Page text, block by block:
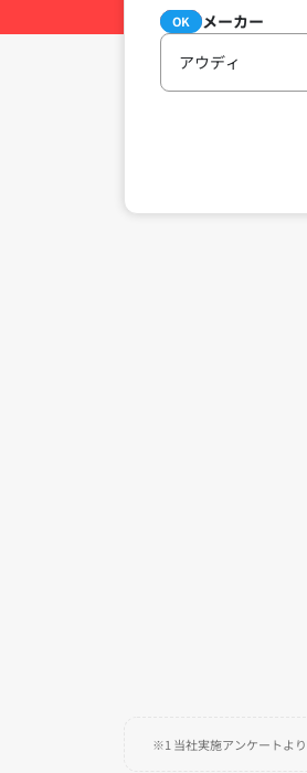
必須 メーカー
OK
アウディ
※1 当社実施アンケートよ